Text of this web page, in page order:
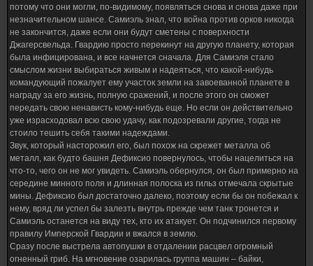
потому что они могли, по-видимому, появляться снова и снова даже при
незначительном шансе. Самиэль знал, что война против орков никогда
не закончится, даже если они будут сметены с поверхности
Джагерсвельда. Гвардию просто перекинут на другую планету, которая
была инфицирована, и все начнется сначала. Для Самиэля стало
смыслом жизни выбираться живым и надеяться, что какой-нибудь
командующий пожалует ему участок земли на завоеванной планете в
награду за его жизнь, полную сражений, и после этого он сможет
передать свою ненависть кому-нибудь еще. Но если он действительно
уже израсходовал всю свою удачу, как подозревали другие, тогда не
стоило тешить себя такими надеждами.
Звук, который насторожил его, был похож на скрежет металла об
металл, как будто башня Дефиксио повернулось, чтобы нацелиться на
что-то, чего он не мог увидеть. Самиэль обернулся, он был примерно на
середине минного поля и длинная полоска из гильз отмечала скрытые
мины. Дефиксио был достаточно далеко, поэтому если бы он побежал к
нему, вряд ли успел бы залезть внутрь прежде чем танк тронется и
Самиэль останется на виду тех, кто их атакует. Он подчинился первому
правилу Имперской Гвардии и вжался в землю.
Сразу после выстрела автопушки в отдалении расцвел огромный
огненный гриб. На мгновение озарилась группа машин – байки,